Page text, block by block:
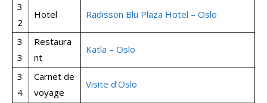
3
2
Hotel Radisson Blu Plaza Hotel – Oslo
3
3
Restaura
nt
Katla – Oslo
3
4
Carnet de
voyage
Visite d’Oslo